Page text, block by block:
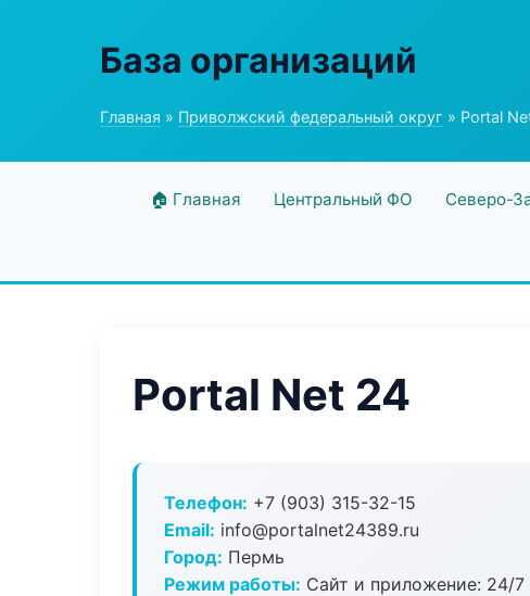
База организаций
Главная » Приволжский федеральный округ » Portal
🏠 Главная Центральный ФО Северо-
Portal Net 24
Телефон: +7 (903) 315-32-15
Email: info@portalnet24389.ru
Город: Пермь
Режим работы: Сайт и приложение: 24/7